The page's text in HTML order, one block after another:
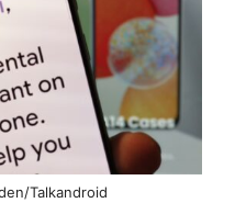
Talkandroid